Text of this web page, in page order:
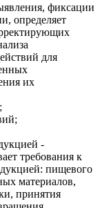
фиксации
определяет
для
их
-
требования к
пищевого
материалов,
принятия